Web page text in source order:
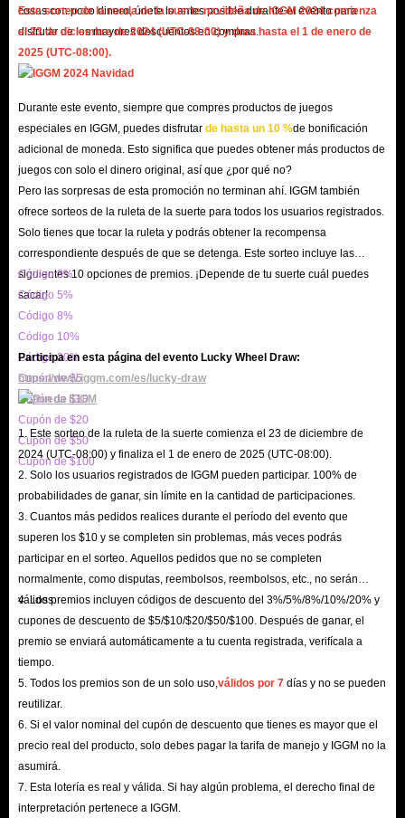
Recarga, incluidas varias cantidades de gemas. ¡Mantenga siempre la mayor
cosas con poco dinero, únete lo antes posible durante el evento para
disfrutar de los mayores descuentos en compras.
Este sorteo de la rueda de la suerte navideña de IGGM 2024 comienza
el 23 de diciembre de 2024 (UTC-08:00) y dura hasta el 1 de enero de
2025 (UTC-08:00).
Durante este evento, siempre que compres productos de juegos
especiales en IGGM, puedes disfrutar de hasta un 10 %de bonificación
adicional de moneda. Esto significa que puedes obtener más productos de
juegos con solo el dinero original, así que ¿por qué no?
Pero las sorpresas de esta promoción no terminan ahí. IGGM también
ofrece sorteos de la ruleta de la suerte para todos los usuarios registrados.
Solo tienes que tocar la ruleta y podrás obtener la recompensa
correspondiente después de que se detenga. Este sorteo incluye las
siguientes 10 opciones de premios. ¡Depende de tu suerte cuál puedes
sacar!
Código 3%
Código 5%
Código 8%
Código 10%
Código 20%
Cupón de $5
Cupón de $10
Cupón de $20
Cupón de $50
Cupón de $100
Participa en esta página del evento Lucky Wheel Draw:
https://www.iggm.com/es/lucky-draw
1. Este sorteo de la ruleta de la suerte comienza el 23 de diciembre de
2024 (UTC-08:00) y finaliza el 1 de enero de 2025 (UTC-08:00).
2. Solo los usuarios registrados de IGGM pueden participar. 100% de
probabilidades de ganar, sin límite en la cantidad de participaciones.
3. Cuantos más pedidos realices durante el período del evento que
superen los $10 y se completen sin problemas, más veces podrás
participar en el sorteo. Aquellos pedidos que no se completen
normalmente, como disputas, reembolsos, reembolsos, etc., no serán
válidos.
4. Los premios incluyen códigos de descuento del 3%/5%/8%/10%/20% y
cupones de descuento de $5/$10/$20/$50/$100. Después de ganar, el
premio se enviará automáticamente a tu cuenta registrada, verifícala a
tiempo.
5. Todos los premios son de un solo uso, válidos por 7 días y no se pueden
reutilizar.
6. Si el valor nominal del cupón de descuento que tienes es mayor que el
precio real del producto, solo debes pagar la tarifa de manejo y IGGM no la
asumirá.
7. Esta lotería es real y válida. Si hay algún problema, el derecho final de
interpretación pertenece a IGGM.